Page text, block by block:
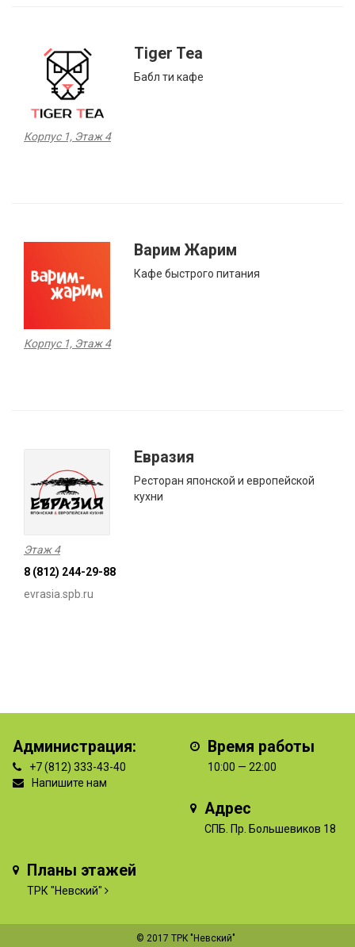
Tiger Tea
Бабл ти кафе
Корпус 1, Этаж 4
Варим Жарим
Кафе быстрого питания
Корпус 1, Этаж 4
Евразия
Ресторан японской и европейской
кухни
Этаж 4
8 (812) 244-29-88
evrasia.spb.ru
Администрация:
+7 (812) 333-43-40
Напишите нам
Время работы
10:00 — 22:00
Адрес
СПБ. Пр. Большевиков 18
Планы этажей
ТРК "Невский"
© 2017 ТРК "Невский"